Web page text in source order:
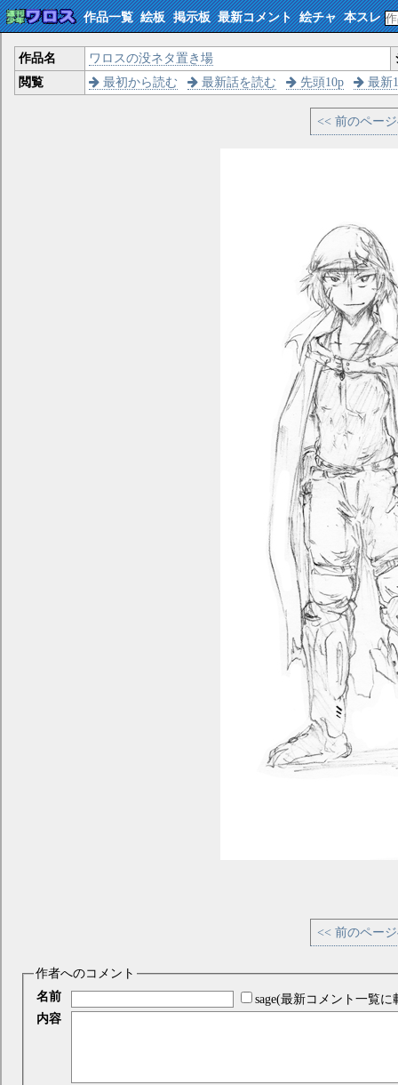
作品一覧 絵板 掲示板 最新コメント 絵チャ 本スレ
作品名 ワロスの没ネタ置き場
閲覧
最初から読む 最新話を読む 先頭10p 最新
<< 前のペー
<< 前のペー
作者へのコメント
名前
sage(最新コメント一覧に
内容